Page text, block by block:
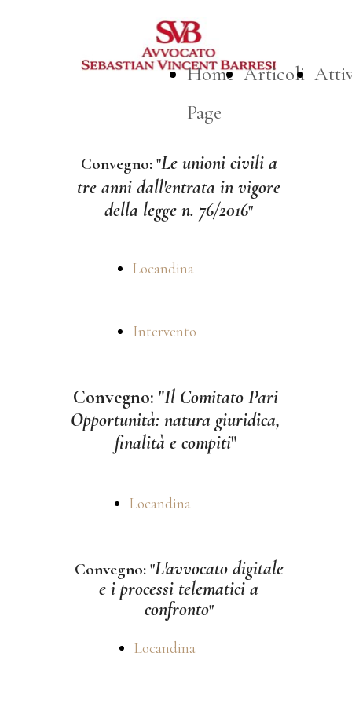
Home
Page
Articoli
Convegno: "Le unioni civili a
tre anni dall'entrata in vigore
della legge n. 76/2016"
Locandina
Intervento
Convegno: "Il Comitato Pari
Opportunità: natura giuridica,
finalità e compiti"
Locandina
Convegno: "L'avvocato digitale
e i processi telematici a
confronto"
Locandina